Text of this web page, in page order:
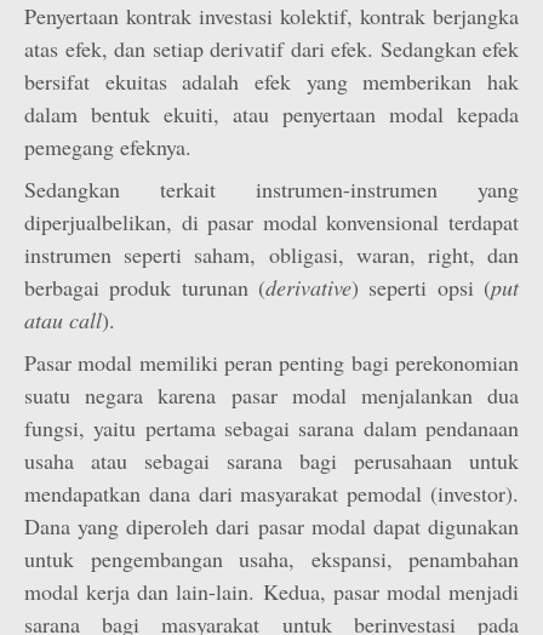
Penyertaan kontrak investasi kolektif, kontrak berjangka
atas efek, dan setiap derivatif dari efek. Sedangkan efek
bersifat ekuitas adalah efek yang memberikan hak
dalam bentuk ekuiti, atau penyertaan modal kepada
pemegang efeknya.
Sedangkan terkait instrumen-instrumen yang
diperjualbelikan, di pasar modal konvensional terdapat
instrumen seperti saham, obligasi, waran, right, dan
berbagai produk turunan (derivative) seperti opsi (put
atau call).
Pasar modal memiliki peran penting bagi perekonomian
suatu negara karena pasar modal menjalankan dua
fungsi, yaitu pertama sebagai sarana dalam pendanaan
usaha atau sebagai sarana bagi perusahaan untuk
mendapatkan dana dari masyarakat pemodal (investor).
Dana yang diperoleh dari pasar modal dapat digunakan
untuk pengembangan usaha, ekspansi, penambahan
modal kerja dan lain-lain. Kedua, pasar modal menjadi
sarana bagi masyarakat untuk berinvestasi pada